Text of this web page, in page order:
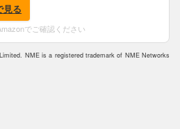
る
でご確認ください
NME is a registered trademark of NME Networks